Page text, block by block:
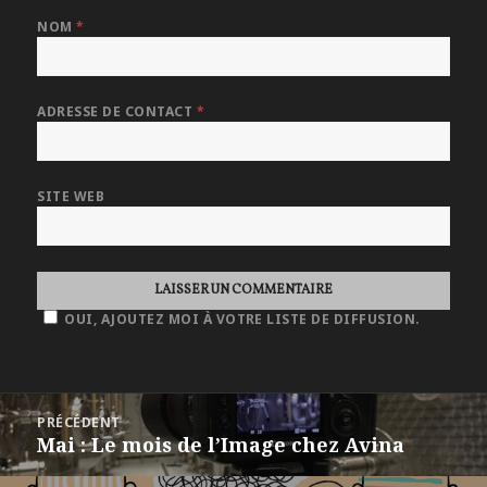
NOM*
ADRESSE DE CONTACT *
SITE WEB
OUI, AJOUTEZ MOI À VOTRE LISTE DE DIFFUSION.
NAVIGATION
DE
L'ARTICLE
PRÉCÉDENT
Article
précédent :
Mai : Le mois de l’Image chez Avina